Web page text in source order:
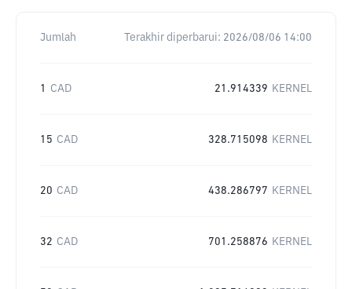
Jumlah Terakhir diperbarui: 2026/08/06 14:00
1 CAD 21.914339 KERNEL
15 CAD 328.715098 KERNEL
20 CAD 438.286797 KERNEL
32 CAD 701.258876 KERNEL